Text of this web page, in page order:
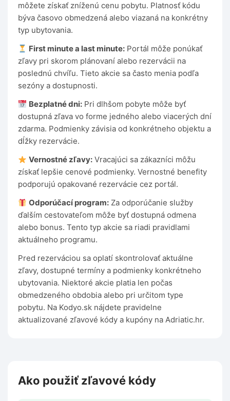
môžete získať zníženú cenu pobytu. Platnosť kódu
býva časovo obmedzená alebo viazaná na konkrétny
typ ubytovania.
First minute a last minute: Portál môže ponúkať
zľavy pri skorom plánovaní alebo rezervácii na
poslednú chvíľu. Tieto akcie sa často menia podľa
sezóny a dostupnosti.
Bezplatné dni: Pri dlhšom pobyte môže byť
dostupná zľava vo forme jedného alebo viacerých dní
zdarma. Podmienky závisia od konkrétneho objektu a
dĺžky rezervácie.
Vernostné zľavy: Vracajúci sa zákazníci môžu
získať lepšie cenové podmienky. Vernostné benefity
podporujú opakované rezervácie cez portál.
Odporúčací program: Za odporúčanie služby
ďalším cestovateľom môže byť dostupná odmena
alebo bonus. Tento typ akcie sa riadi pravidlami
aktuálneho programu.
Pred rezerváciou sa oplatí skontrolovať aktuálne
zľavy, dostupné termíny a podmienky konkrétneho
ubytovania. Niektoré akcie platia len počas
obmedzeného obdobia alebo pri určitom type
pobytu. Na Kodyo.sk nájdete pravidelne
aktualizované zľavové kódy a kupóny na Adriatic.hr.
Ako použiť zľavové kódy